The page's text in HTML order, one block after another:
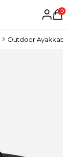
0
Outdoor Ayakkabı